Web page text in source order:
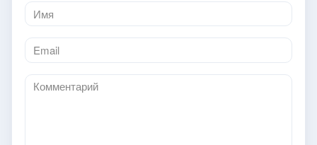
Имя
*
Email
*
Комментарий